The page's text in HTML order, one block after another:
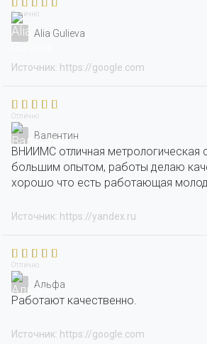
Отлично
Alia Gulieva
Источник: https://google.com
Отлично
Валентин
ВНИИМС отличная метрологическая
большим опытом, работы делаю
хорошо что есть работающая
Источник: https://yandex.ru
Отлично
Альфа
Работают качественно.
Источник: https://google.com